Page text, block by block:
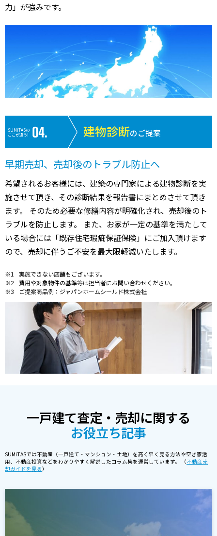
力」が強みです。
SUMiTASの
ここが違う!
建物診断のご提案
早期売却、売却後のトラブル防止へ
希望されるお客様には、建築の専門家による建物診断を実
施させて頂き、その診断結果を報告書にまとめさせて頂き
ます。 そのため必要な修繕内容が明確化され、売却後のト
ラブルを防止します。 また、お家が一定の基準を満たして
いる場合には「既存住宅瑕疵保証保険」にご加入頂けます
ので、売却に伴うご不安を最大限軽減いたします。
実施できない店舗もございます。
費用や対象物件の基準等は担当者にお問い合わせください。
ご提案商品例：ジャパンホームシールド株式会社
一戸建て査定・売却に関する
お役立ち記事
SUMiTASでは不動産（一戸建て・マンション・土地）を高く早く売る方法や空き家活
用、不動産投資などをわかりやすく解説したコラム集を運営しています。 （不動産売
却ガイドを見る）